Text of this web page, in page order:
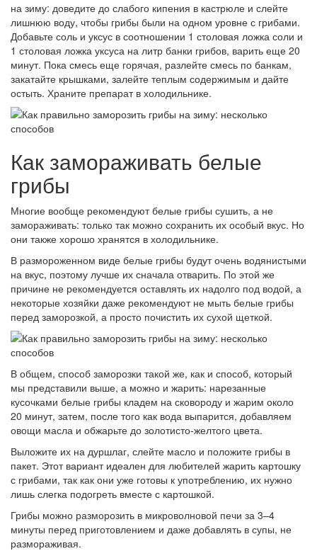
на зиму: доведите до слабого кипения в кастрюле и слейте
лишнюю воду, чтобы грибы были на одном уровне с грибами.
Добавьте соль и уксус в соотношении 1 столовая ложка соли и
1 столовая ложка уксуса на литр банки грибов, варить еще 20
минут. Пока смесь еще горячая, разлейте смесь по банкам,
закатайте крышками, залейте теплым содержимым и дайте
остыть. Храните препарат в холодильнике.
Как замораживать белые
грибы
Многие вообще рекомендуют белые грибы сушить, а не
замораживать: только так можно сохранить их особый вкус. Но
они также хорошо хранятся в холодильнике.
В размороженном виде белые грибы будут очень водянистыми
на вкус, поэтому лучше их сначала отварить. По этой же
причине не рекомендуется оставлять их надолго под водой, а
некоторые хозяйки даже рекомендуют не мыть белые грибы
перед заморозкой, а просто почистить их сухой щеткой.
В общем, способ заморозки такой же, как и способ, который
мы представили выше, а можно и жарить: нарезанные
кусочками белые грибы кладем на сковороду и жарим около
20 минут, затем, после того как вода выпарится, добавляем
овощи масла и обжарьте до золотисто-желтого цвета.
Выложите их на дуршлаг, слейте масло и положите грибы в
пакет. Этот вариант идеален для любителей жарить картошку
с грибами, так как они уже готовы к употреблению, их нужно
лишь слегка подогреть вместе с картошкой.
Грибы можно разморозить в микроволновой печи за 3–4
минуты перед приготовлением и даже добавлять в супы, не
размораживая.